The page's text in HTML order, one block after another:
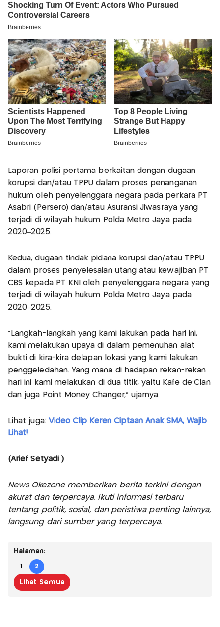
Laporan polisi pertama berkaitan dengan dugaan
korupsi dan/atau TPPU dalam proses penanganan
hukum oleh penyelenggara negara pada perkara PT
Asabri (Persero) dan/atau Asuransi Jiwasraya yang
terjadi di wilayah hukum Polda Metro Jaya pada
2020–2025.
Kedua, dugaan tindak pidana korupsi dan/atau TPPU
dalam proses penyelesaian utang atau kewajiban PT
CBS kepada PT KNI oleh penyelenggara negara yang
terjadi di wilayah hukum Polda Metro Jaya pada
2020–2025.
“Langkah-langkah yang kami lakukan pada hari ini,
kami melakukan upaya di dalam pemenuhan alat
bukti di kira-kira delapan lokasi yang kami lakukan
penggeledahan. Yang mana di hadapan rekan-rekan
hari ini kami melakukan di dua titik, yaitu Kafe de'Clan
dan juga Point Money Changer,” ujarnya.
Lihat juga: Video Clip Keren Ciptaan Anak SMA, Wajib
Lihat!
(Arief Setyadi )
News Okezone memberikan berita terkini dengan
akurat dan terpercaya. Ikuti informasi terbaru
tentang politik, sosial, dan peristiwa penting lainnya,
langsung dari sumber yang terpercaya.
Halaman:
1 2
Lihat Semua